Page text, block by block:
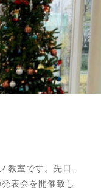
教室です。先日、
表会を開催致し